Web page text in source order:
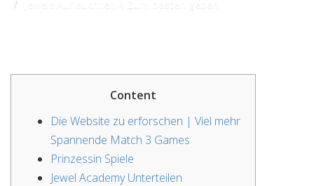
Jewels Aufleuchten 4 Zum besten geben
Content
Die Website zu erforschen | Viel mehr
Spannende Match 3 Games
Prinzessin Spiele
Jewel Academy Unterteilen